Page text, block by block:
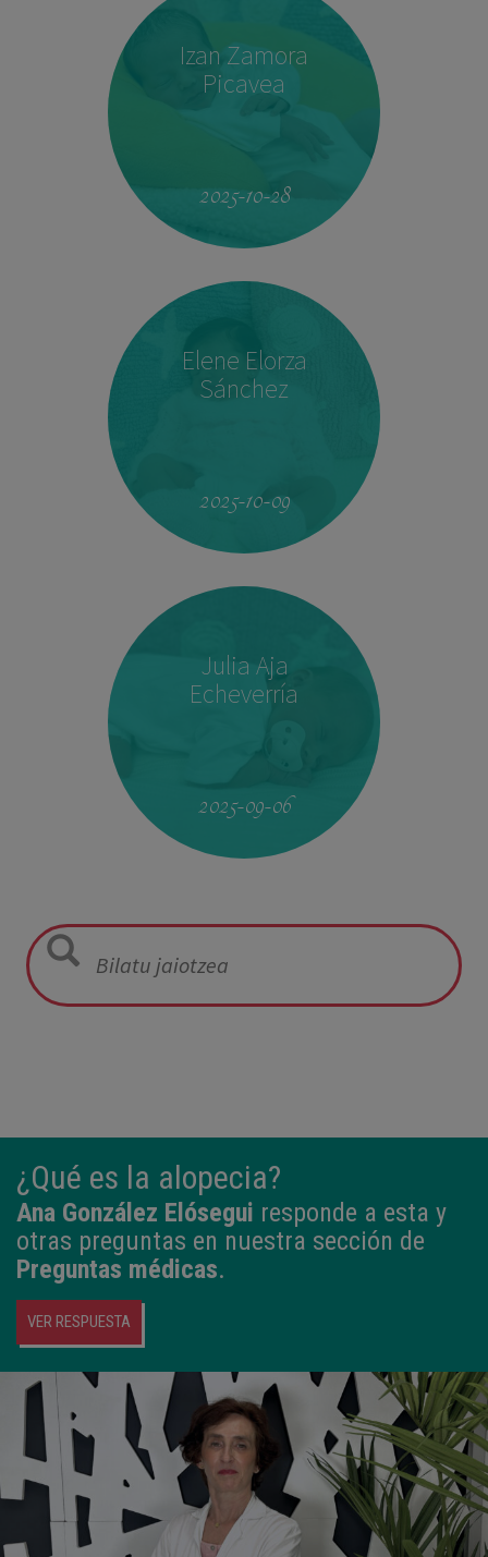
Izan Zamora
Picavea
2025-10-28
Elene Elorza
Sánchez
2025-10-09
Julia Aja
Echeverría
2025-09-06
¿Qué es la alopecia?
Ana González Elósegui responde a esta y
otras preguntas en nuestra sección de
Preguntas médicas.
VER RESPUESTA